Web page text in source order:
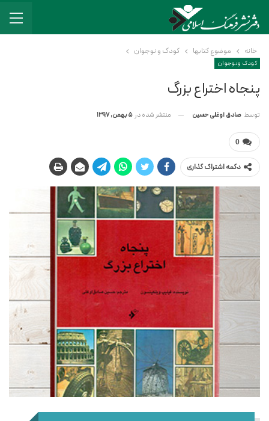
خانه موضوع کتابها کودک و نوجوان
کودک و نوجوان
پنجاه اختراع بزرگ
توسط صادق اوغلی حسین منتشر شده در 5 بهمن, 1397
0
دکمه اشتراک گذاری